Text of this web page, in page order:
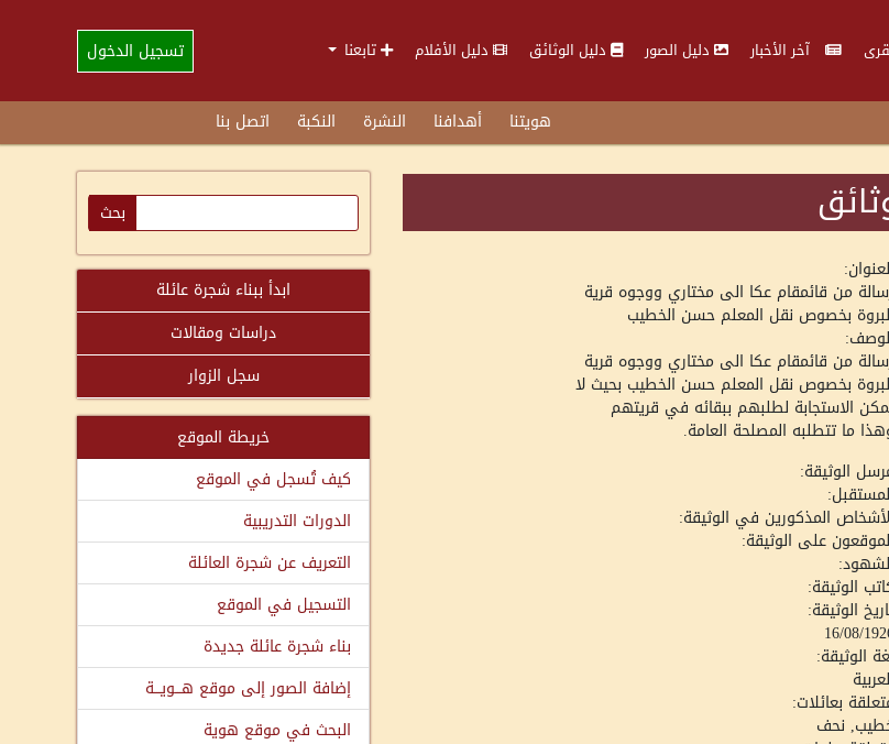
آخر الأخبار دليل الصور دليل الوثائق دليل الأفلام تابعنا تسجيل الدخول
هويتنا أهدافنا النشرة النكبة اتصل بنا
من قائمقام عكا الى مختاري ووجوه قرية
بخصوص نقل المعلم حسن الخطيب
من قائمقام عكا الى مختاري ووجوه قرية
بخصوص نقل المعلم حسن الخطيب بحيث لا
الاستجابة لطلبهم ببقائه في قريتهم
ما تتطلبه المصلحة العامة.
الوثيقة:
المذكورين في الوثيقة:
على الوثيقة:
الوثيقة:
الوثيقة:
16/08/
الوثيقة:
بعائلات:
نحف
ابدأ ببناء شجرة عائلة
دراسات ومقالات
سجل الزوار
خريطة الموقع
كيف تُسجل في الموقع
الدورات التدريبية
التعريف عن شجرة العائلة
التسجيل في الموقع
بناء شجرة عائلة جديدة
إضافة الصور إلى موقع هـــويـــة
البحث في موقع هوية